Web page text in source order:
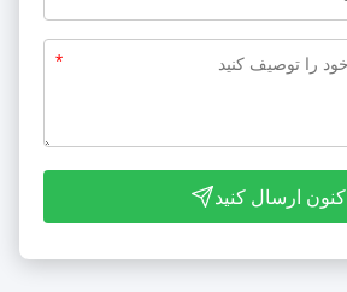
*
اکنون ارسال کنید